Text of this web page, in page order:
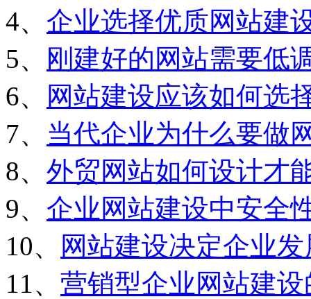
4、 企业选择优质网站建
5、
刚建好的网站需要低
6、
网站建设应该如何选
7、 当代企业为什么要做
8、 外贸网站如何设计才
9、 企业网站建设中安全
10、
网站建设决定企业
11、 营销型企业网站建